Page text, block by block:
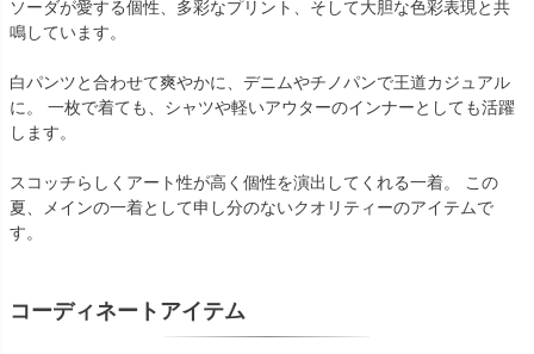
ソーダが愛する個性、多彩なプリント、そして大胆な色彩表現と共
鳴しています。
白パンツと合わせて爽やかに、デニムやチノパンで王道カジュアル
に。 一枚で着ても、シャツや軽いアウターのインナーとしても活躍
します。
スコッチらしくアート性が高く個性を演出してくれる一着。 この
夏、メインの一着として申し分のないクオリティーのアイテムで
す。
コーディネートアイテム